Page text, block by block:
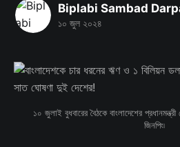
Biplabi Sambad
১০ জুল ২০২৪
১০ জুলাই বুধবারের বৈঠকে বাংলাদেশের প্রধানমন্ত্রী
জিনপিং৷